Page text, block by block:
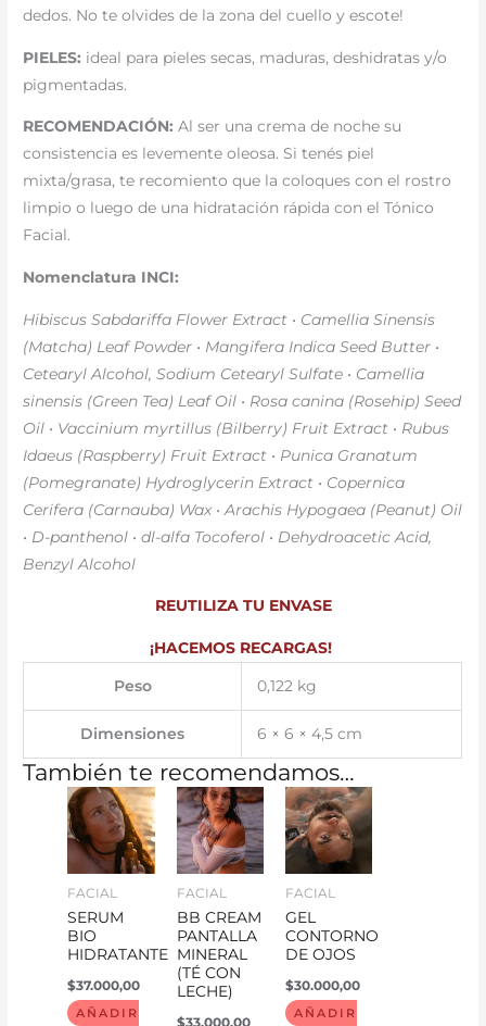
dedos. No te olvides de la zona del cuello y escote!
PIELES: ideal para pieles secas, maduras, deshidratas y/o
pigmentadas.
RECOMENDACIÓN: Al ser una crema de noche su
consistencia es levemente oleosa. Si tenés piel
mixta/grasa, te recomiento que la coloques con el rostro
limpio o luego de una hidratación rápida con el Tónico
Facial.
Nomenclatura INCI:
Hibiscus Sabdariffa Flower Extract • Camellia Sinensis
(Matcha) Leaf Powder • Mangifera Indica Seed Butter •
Cetearyl Alcohol, Sodium Cetearyl Sulfate • Camellia
sinensis (Green Tea) Leaf Oil • Rosa canina (Rosehip) Seed
Oil • Vaccinium myrtillus (Bilberry) Fruit Extract • Rubus
Idaeus (Raspberry) Fruit Extract • Punica Granatum
(Pomegranate) Hydroglycerin Extract • Copernica
Cerifera (Carnauba) Wax • Arachis Hypogaea (Peanut) Oil
• D-panthenol • dl-alfa Tocoferol • Dehydroacetic Acid,
Benzyl Alcohol
REUTILIZA TU ENVASE
¡HACEMOS RECARGAS!
Peso 0,122 kg
Dimensiones 6 × 6 × 4,5 cm
También te recomendamos…
FACIAL
SERUM
BIO
HIDRATANTE
$37.000,00
AÑADIR
FACIAL
BB CREAM
PANTALLA
MINERAL
(TÉ CON
LECHE)
$33.000,00
FACIAL
GEL
CONTORNO
DE OJOS
$30.000,00
AÑADIR